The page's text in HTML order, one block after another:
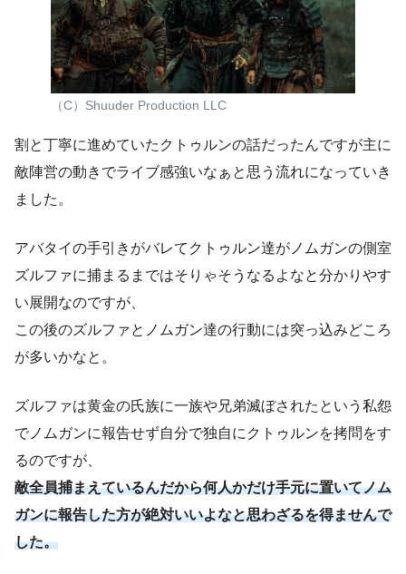
（C）Shuuder Production LLC
割と丁寧に進めていたクトゥルンの話だったんですが主に
敵陣営の動きでライブ感強いなぁと思う流れになっていき
ました。
アバタイの手引きがバレてクトゥルン達がノムガンの側室
ズルファに捕まるまではそりゃそうなるよなと分かりやす
い展開なのですが、
この後のズルファとノムガン達の行動には突っ込みどころ
が多いかなと。
ズルファは黄金の氏族に一族や兄弟滅ぼされたという私怨
でノムガンに報告せず自分で独自にクトゥルンを拷問をす
るのですが、
敵全員捕まえているんだから何人かだけ手元に置いてノム
ガンに報告した方が絶対いいよなと思わざるを得ませんで
した。